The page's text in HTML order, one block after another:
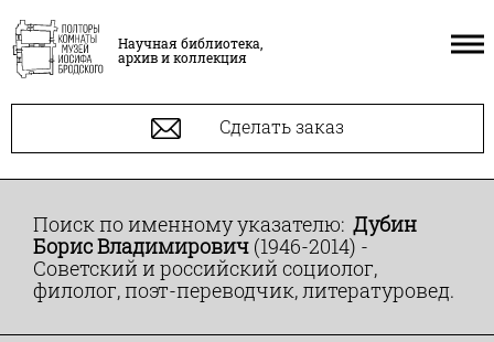
Научная библиотека,
архив и коллекция
Сделать заказ
Поиск по именному указателю: Дубин
Борис Владимирович (1946-2014) -
Советский и российский социолог,
филолог, поэт-переводчик, литературовед.